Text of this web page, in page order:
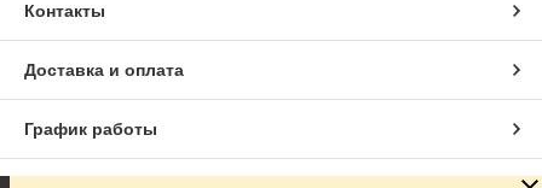
Контакты
Доставка и оплата
График работы